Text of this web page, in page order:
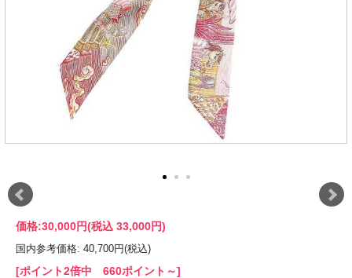
価格:30,000円(税込 33,000円)
国内参考価格: 40,700円(税込)
[ポイント2倍中 660ポイント～]